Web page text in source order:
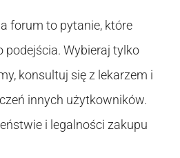
forum to pytanie, które
Wybieraj tylko
konsultuj się z lekarzem i
innych użytkowników.
i legalności zakupu